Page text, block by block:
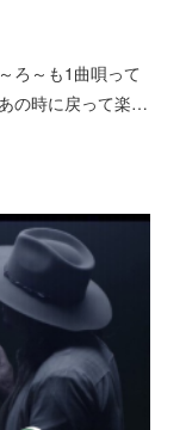
ろ～も1曲唄って
の時に戻って楽…